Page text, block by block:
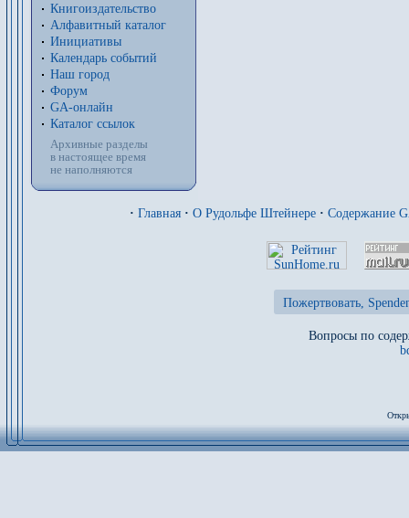
Книгоиздательство
Алфавитный каталог
Инициативы
Календарь событий
Наш город
Форум
GA-онлайн
Каталог ссылок
Архивные разделы
в настоящее время
не наполняются
· Главная · О Рудольфе Штейнере · Содержание
Пожертвовать,
Вопросы по